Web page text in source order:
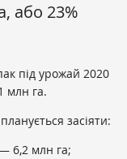
або 23%
під урожай 2020
млн га.
засіяти:
6,2 млн га;